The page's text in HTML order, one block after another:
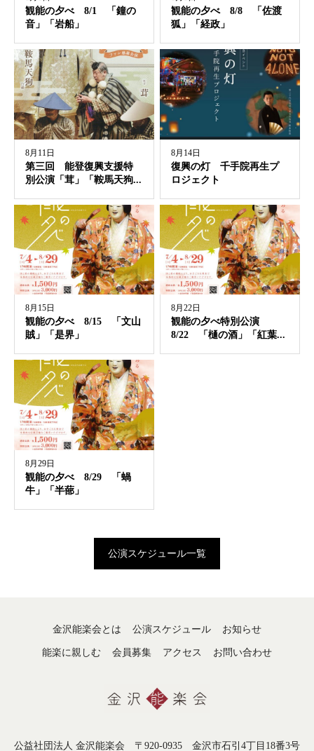
観能の夕べ 8/1 「鐘の
音」「岩船」
観能の夕べ 8/8 「佐渡
狐」「経政」
8月11日
第三回 能登復興支援特
別公演「茸」「鞍馬天狗...
8月14日
復興の灯 千手院再生プ
ロジェクト
8月15日
観能の夕べ 8/15 「文山
賊」「是界」
8月22日
観能の夕べ特別公演
8/22 「樋の酒」「紅葉...
8月29日
観能の夕べ 8/29 「蝸
牛」「半蔀」
公演スケジュール一覧
金沢能楽会とは 公演スケジュール お知らせ
能楽に親しむ 会員募集 アクセス お問い合わせ
公益社団法人 金沢能楽会 〒920-0935 金沢市石引4丁目18番3号